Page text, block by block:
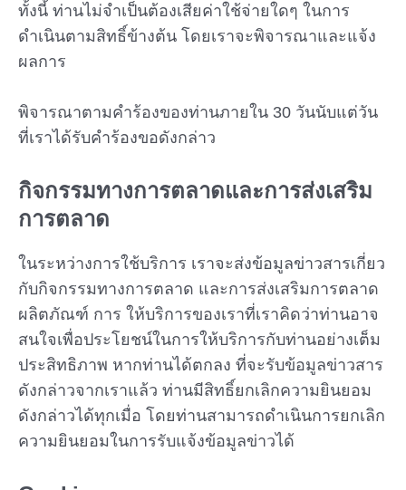
ทั้งนี้ ท่านไม่จำเป็นต้องเสียค่าใช้จ่ายใดๆ ในการ
ดำเนินตามสิทธิ์ข้างต้น โดยเราจะพิจารณาและแจ้ง
ผลการ
พิจารณาตามคำร้องของท่านภายใน 30 วันนับแต่วัน
ที่เราได้รับคำร้องขอดังกล่าว
กิจกรรมทางการตลาดและการส่งเสริม
การตลาด
ในระหว่างการใช้บริการ เราจะส่งข้อมูลข่าวสารเกี่ยว
กับกิจกรรมทางการตลาด และการส่งเสริมการตลาด
ผลิตภัณฑ์ การ ให้บริการของเราที่เราคิดว่าท่านอาจ
สนใจเพื่อประโยชน์ในการให้บริการกับท่านอย่างเต็ม
ประสิทธิภาพ หากท่านได้ตกลง ที่จะรับข้อมูลข่าวสาร
ดังกล่าวจากเราแล้ว ท่านมีสิทธิ์ยกเลิกความยินยอม
ดังกล่าวได้ทุกเมื่อ โดยท่านสามารถดำเนินการยกเลิก
ความยินยอมในการรับแจ้งข้อมูลข่าวได้